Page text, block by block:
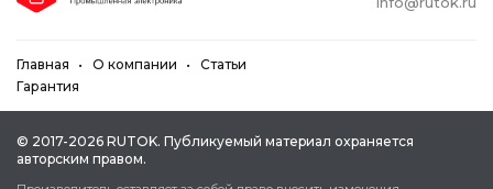
Главная О компании
Статьи
Гарантия
© 2017-2026 RUTOK. Публикуeмый мaтepиaл oxpaняeтcя
aвтopcким пpaвoм.